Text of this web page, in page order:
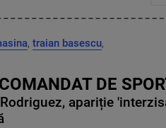
, traian basescu,
DE
Rodriguez, apariție